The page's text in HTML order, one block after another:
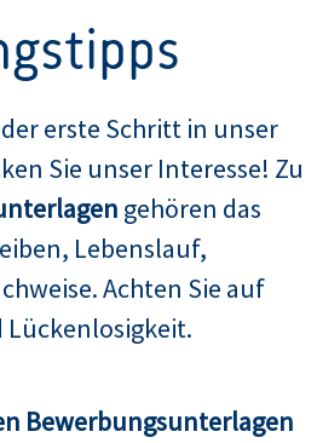
erste Schritt in unser
Sie unser Interesse! Zu
gehören das
Lebenslauf,
Achten Sie auf
Bewerbungsunterlagen